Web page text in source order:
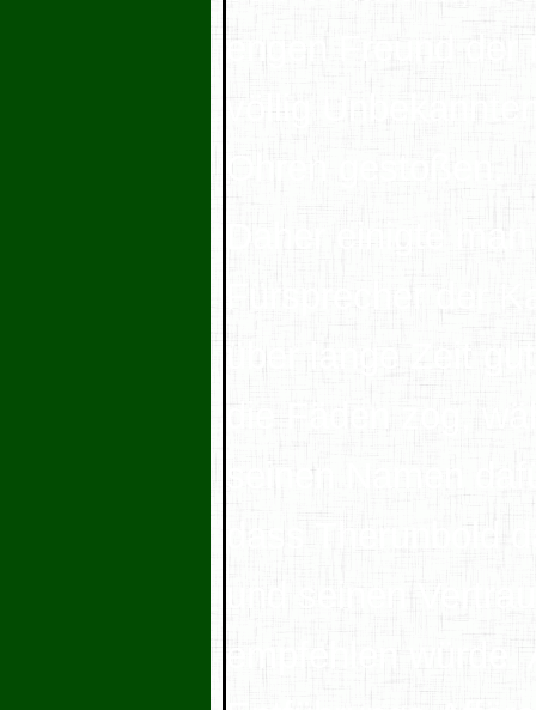
engen Freund
über lange Zeit
seinen Namen
empfehlen